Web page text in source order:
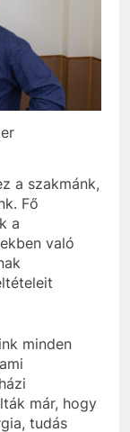
a szakmánk,
Fő
a
való
minden
már, hogy
tudás